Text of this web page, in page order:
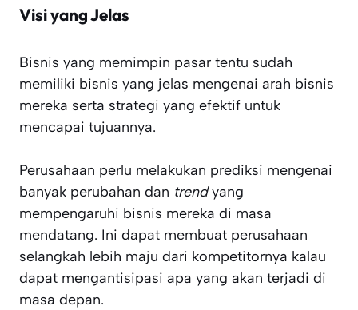
Visi yang Jelas
Bisnis yang memimpin pasar tentu sudah
memiliki bisnis yang jelas mengenai arah bisnis
mereka serta strategi yang efektif untuk
mencapai tujuannya.
Perusahaan perlu melakukan prediksi mengenai
banyak perubahan dan trendyang
mempengaruhi bisnis mereka di masa
mendatang. Ini dapat membuat perusahaan
selangkah lebih maju dari kompetitornya kalau
dapat mengantisipasi apa yang akan terjadi di
masa depan.